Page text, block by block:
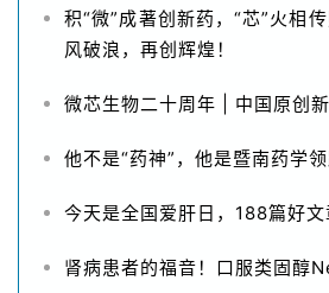
积“微”成著创新药，“芯”火
风破浪，再创辉煌！
微芯生物二十周年 | 中国原创
他不是“药神”，他是暨南药学
今天是全国爱肝日，188篇好
肾病患者的福音！口服类固醇